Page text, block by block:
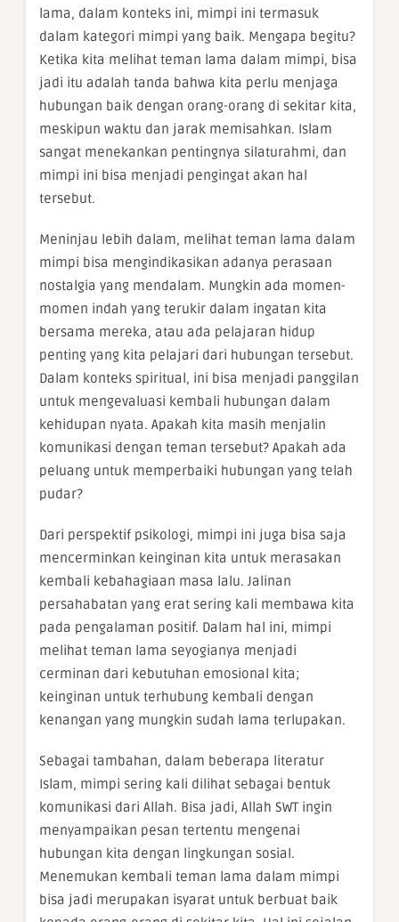
lama, dalam konteks ini, mimpi ini termasuk
dalam kategori mimpi yang baik. Mengapa begitu?
Ketika kita melihat teman lama dalam mimpi, bisa
jadi itu adalah tanda bahwa kita perlu menjaga
hubungan baik dengan orang-orang di sekitar kita,
meskipun waktu dan jarak memisahkan. Islam
sangat menekankan pentingnya silaturahmi, dan
mimpi ini bisa menjadi pengingat akan hal
tersebut.
Meninjau lebih dalam, melihat teman lama dalam
mimpi bisa mengindikasikan adanya perasaan
nostalgia yang mendalam. Mungkin ada momen-
momen indah yang terukir dalam ingatan kita
bersama mereka, atau ada pelajaran hidup
penting yang kita pelajari dari hubungan tersebut.
Dalam konteks spiritual, ini bisa menjadi panggilan
untuk mengevaluasi kembali hubungan dalam
kehidupan nyata. Apakah kita masih menjalin
komunikasi dengan teman tersebut? Apakah ada
peluang untuk memperbaiki hubungan yang telah
pudar?
Dari perspektif psikologi, mimpi ini juga bisa saja
mencerminkan keinginan kita untuk merasakan
kembali kebahagiaan masa lalu. Jalinan
persahabatan yang erat sering kali membawa kita
pada pengalaman positif. Dalam hal ini, mimpi
melihat teman lama seyogianya menjadi
cerminan dari kebutuhan emosional kita;
keinginan untuk terhubung kembali dengan
kenangan yang mungkin sudah lama terlupakan.
Sebagai tambahan, dalam beberapa literatur
Islam, mimpi sering kali dilihat sebagai bentuk
komunikasi dari Allah. Bisa jadi, Allah SWT ingin
menyampaikan pesan tertentu mengenai
hubungan kita dengan lingkungan sosial.
Menemukan kembali teman lama dalam mimpi
bisa jadi merupakan isyarat untuk berbuat baik